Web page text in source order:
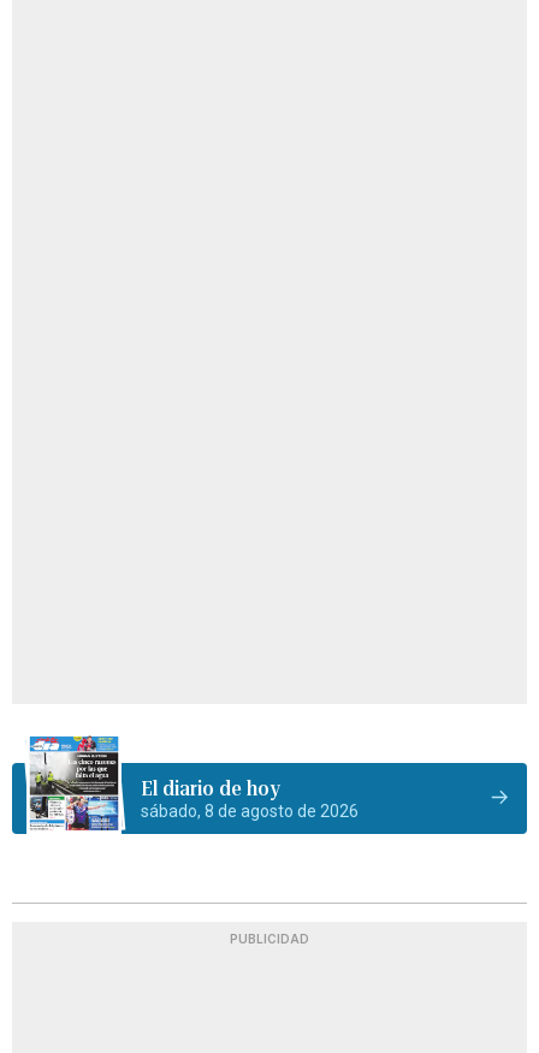
El diario de hoy
sábado, 8 de agosto de 2026
PUBLICIDAD